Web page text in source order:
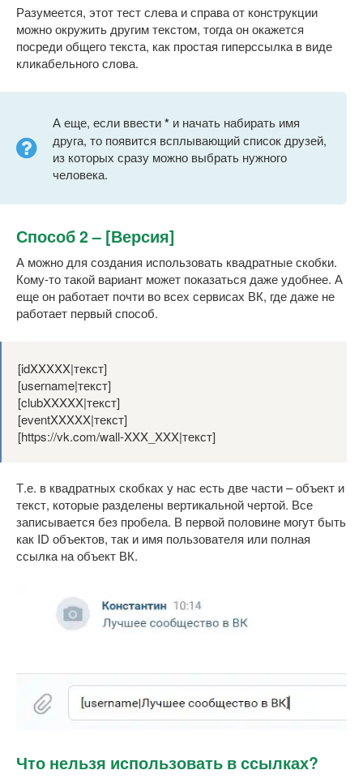
Разумеется, этот тест слева и справа от конструкции
можно окружить другим текстом, тогда он окажется
посреди общего текста, как простая гиперссылка в виде
кликабельного слова.
А еще, если ввести* и начать набирать имя
друга, то появится всплывающий список друзей,
из которых сразу можно выбрать нужного
человека.
Способ 2 – [Версия]
А можно для создания использовать квадратные скобки.
Кому-то такой вариант может показаться даже удобнее. А
еще он работает почти во всех сервисах ВК, где даже не
работает первый способ.
[idXXXXX|текст]
[username|текст]
[clubXXXXX|текст]
[eventXXXXX|текст]
[https://vk.com/wall-XXX_XXX|текст]
Т.е. в квадратных скобках у нас есть две части – объект и
текст, которые разделены вертикальной чертой. Все
записывается без пробела. В первой половине могут быть
как ID объектов, так и имя пользователя или полная
ссылка на объект ВК.
Что нельзя использовать в ссылках?